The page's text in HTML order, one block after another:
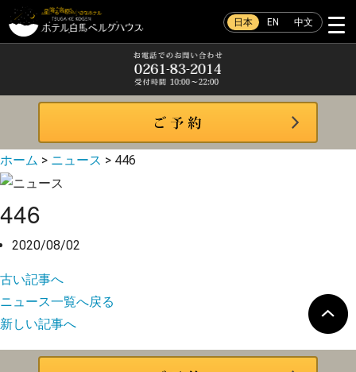
日本 EN 中文
ホーム > ニュース > 446
446
2020/08/02
古い記事へ
ニュース一覧へ戻る
新しい記事へ